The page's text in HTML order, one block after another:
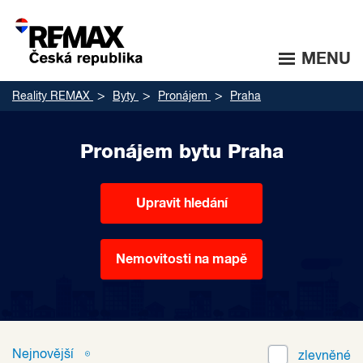
MENU
Reality REMAX Byty Pronájem Praha
Pronájem bytu Praha
Upravit hledání
Nemovitosti na mapě
Nejnovější zlevněné